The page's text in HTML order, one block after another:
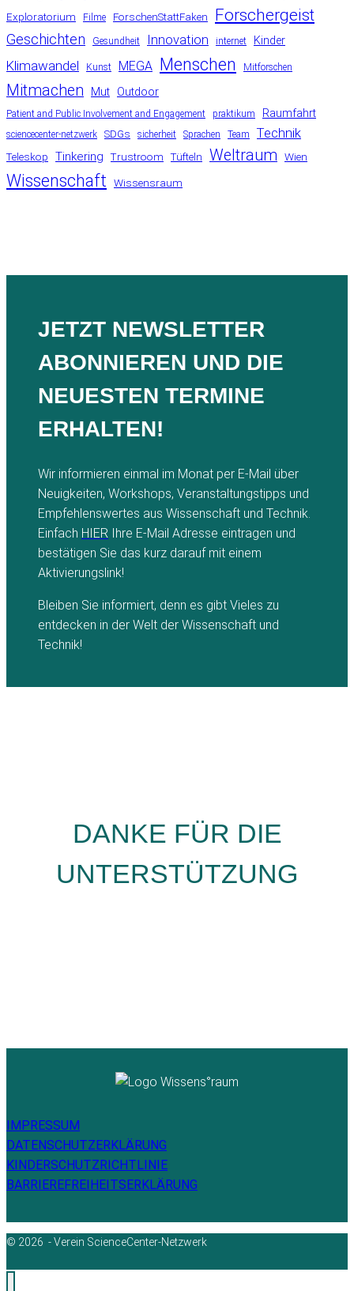
Exploratorium Filme ForschenStattFaken Forschergeist
Geschichten Gesundheit Innovation internet Kinder
Klimawandel Kunst MEGA Menschen Mitforschen
Mitmachen Mut Outdoor
Patient and Public Involvement and Engagement praktikum Raumfahrt
sciencecenter-netzwerk SDGs sicherheit Sprachen Team Technik
Teleskop Tinkering Trustroom Tüfteln Weltraum Wien
Wissenschaft Wissensraum
JETZT NEWSLETTER
ABONNIEREN UND DIE
NEUESTEN TERMINE
ERHALTEN!
Wir informieren einmal im Monat per E-Mail über
Neuigkeiten, Workshops, Veranstaltungstipps und
Empfehlenswertes aus Wissenschaft und Technik.
Einfach HIER Ihre E-Mail Adresse eintragen und
bestätigen Sie das kurz darauf mit einem
Aktivierungslink!
Bleiben Sie informiert, denn es gibt Vieles zu
entdecken in der Welt der Wissenschaft und
Technik!
DANKE FÜR DIE
UNTERSTÜTZUNG
IMPRESSUM
DATENSCHUTZERKLÄRUNG
KINDERSCHUTZRICHTLINIE
BARRIEREFREIHEITSERKLÄRUNG
© 2026 - Verein ScienceCenter-Netzwerk